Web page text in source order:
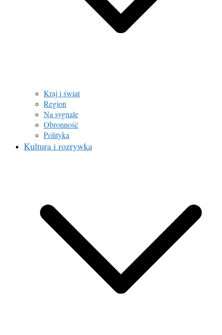
Kraj i świat
Region
Na sygnale
Obronność
Polityka
Kultura i rozrywka